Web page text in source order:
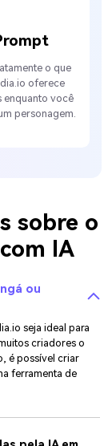
o que
oferece
enquanto você
personagem.
sobre o
IA
ou
seja ideal para
criadores o
é possível criar
ferramenta de